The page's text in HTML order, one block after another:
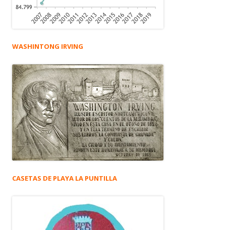
WASHINTONG IRVING
CASETAS DE PLAYA LA PUNTILLA